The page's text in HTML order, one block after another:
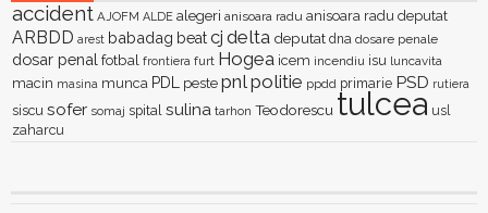
accident AJOFM ALDE alegeri anisoara radu anisoara radu deputat
ARBDD arest babadag beatcj delta deputat dna dosare penale
dosar penal fotbal frontiera furt Hogea icem incendiu isu luncavita
macin masina munca PDL peste pnlpolitie ppdd primarie PSD rutiera
siscu sofer somaj spital sulina tarhon Teodorescu tulcea usl
zaharcu